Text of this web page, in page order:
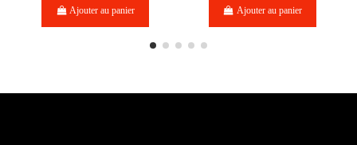
Ajouter au panier Ajouter au panier